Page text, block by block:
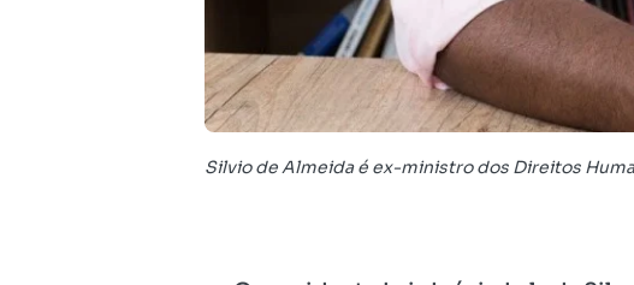
Silvio de Almeida é ex-ministro dos Direitos